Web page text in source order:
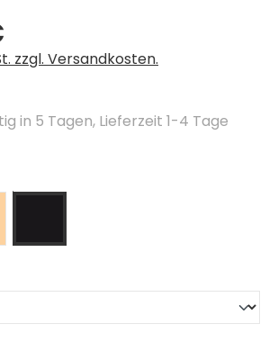
zzgl. Versandkosten.
in 5 Tagen, Lieferzeit 1-4 Tage